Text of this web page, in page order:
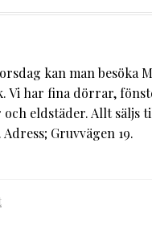
kan man besöka
Vi har fina dörrar,
eldstäder. Allt säljs
Gruvvägen 19.